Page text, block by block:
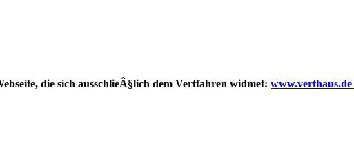
die sich ausschlieÂ§lich dem Vertfahren widmet: www.verthaus.de